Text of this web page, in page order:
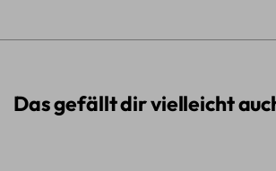
Das gefällt dir vielleicht